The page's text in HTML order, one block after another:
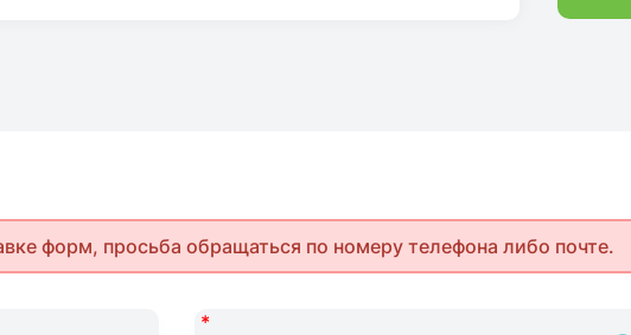
форм, просьба обращаться по номеру телефона либо почте.